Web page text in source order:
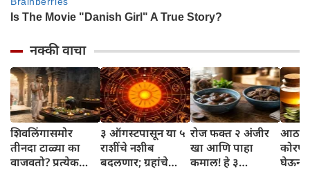
नक्की वाचा
शिवलिंगासमोर
तीनदा टाळ्या का
वाजवतो? प्रत्येक
३ ऑगस्टपासून या ५
राशींचे नशीब
बदलणार; ग्रहांचे
रोज फक्त २ अंजीर
खा आणि पाहा
कमाल! हे ३
घेऊन